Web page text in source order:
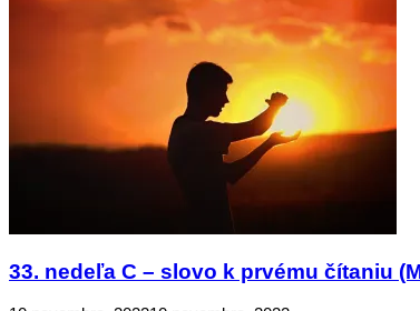
33. nedeľa C – slovo k prvému čítaniu